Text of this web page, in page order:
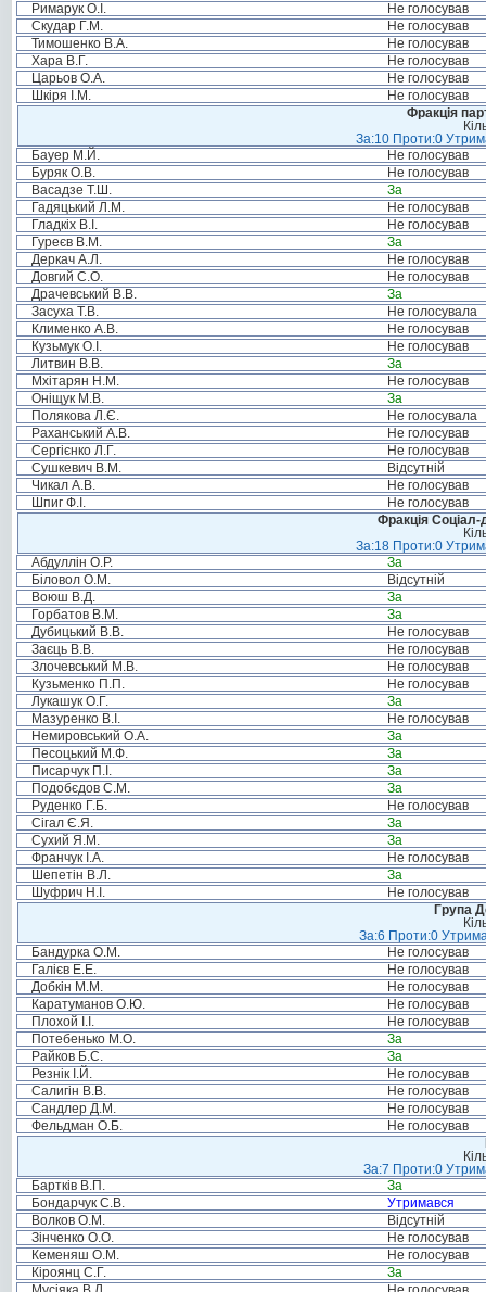
Римарук О.І.
Не голосував
Скудар Г.М.
Не голосував
Тимошенко В.А.
Не голосував
Хара В.Г.
Не голосував
Царьов О.А.
Не голосував
Шкіря І.М.
Не голосував
Фракція
За:10 Проти:0
Бауер М.Й.
Не голосував
Буряк О.В.
Не голосував
Васадзе Т.Ш.
За
Гадяцький Л.М.
Не голосував
Гладкіх В.І.
Не голосував
Гуреєв В.М.
За
Деркач А.Л.
Не голосував
Довгий С.О.
Не голосував
Драчевський В.В.
За
Засуха Т.В.
Не голосувала
Клименко А.В.
Не голосував
Кузьмук О.І.
Не голосував
Литвин В.В.
За
Мхітарян Н.М.
Не голосував
Оніщук М.В.
За
Полякова Л.Є.
Не голосувала
Раханський А.В.
Не голосував
Сергієнко Л.Г.
Не голосував
Сушкевич В.М.
Відсутній
Чикал А.В.
Не голосував
Шпиг Ф.І.
Не голосував
Фракція Соціал-
За:18 Проти:0
Абдуллін О.Р.
За
Біловол О.М.
Відсутній
Воюш В.Д.
За
Горбатов В.М.
За
Дубицький В.В.
Не голосував
Заєць В.В.
Не голосував
Злочевський М.В.
Не голосував
Кузьменко П.П.
Не голосував
Лукашук О.Г.
За
Мазуренко В.І.
Не голосував
Немировський О.А.
За
Песоцький М.Ф.
За
Писарчук П.І.
За
Подобєдов С.М.
За
Руденко Г.Б.
Не голосував
Сігал Є.Я.
За
Сухий Я.М.
За
Франчук І.А.
Не голосував
Шепетін В.Л.
За
Шуфрич Н.І.
Не голосував
Група
За:6 Проти:0
Бандурка О.М.
Не голосував
Галієв Е.Е.
Не голосував
Добкін М.М.
Не голосував
Каратуманов О.Ю.
Не голосував
Плохой І.І.
Не голосував
Потебенько М.О.
За
Райков Б.С.
За
Резнік І.Й.
Не голосував
Салигін В.В.
Не голосував
Сандлер Д.М.
Не голосував
Фельдман О.Б.
Не голосував
За:7 Проти:0
Бартків В.П.
За
Бондарчук С.В.
Утримався
Волков О.М.
Відсутній
Зінченко О.О.
Не голосував
Кеменяш О.М.
Не голосував
Кіроянц С.Г.
За